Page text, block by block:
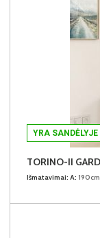
YRA SANDĖLYJE
Išmatavimai: A: 190cm